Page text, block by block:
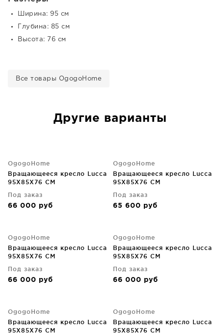
Ширина: 95 см
Глубина: 85 см
Высота: 76 см
Все товары OgogoHome
Другие варианты
OgogoHome
Вращающееся кресло Lucca
95X85X76 CM
Под заказ
66 000 руб
OgogoHome
Вращающееся кресло Lucca
95X85X76 CM
Под заказ
65 600 руб
OgogoHome
Вращающееся кресло Lucca
95X85X76 CM
Под заказ
66 000 руб
OgogoHome
Вращающееся кресло Lucca
95X85X76 CM
Под заказ
66 000 руб
OgogoHome
Вращающееся кресло Lucca
95X85X76 CM
OgogoHome
Вращающееся кресло Lucca
95X85X76 CM